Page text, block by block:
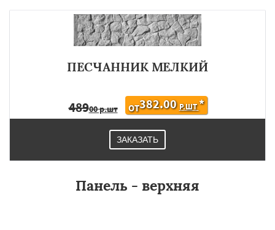
ПЕСЧАННИК МЕЛКИЙ
48900 р.шт ОТ382.00 Р.ШТ*
ЗАКАЗАТЬ
Панель - верхняя